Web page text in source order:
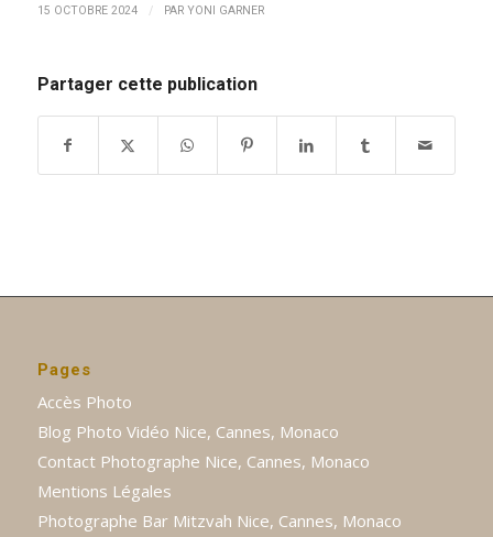
15 OCTOBRE 2024 / PAR YONI GARNER
Partager cette publication
Pages
Accès Photo
Blog Photo Vidéo Nice, Cannes, Monaco
Contact Photographe Nice, Cannes, Monaco
Mentions Légales
Photographe Bar Mitzvah Nice, Cannes, Monaco